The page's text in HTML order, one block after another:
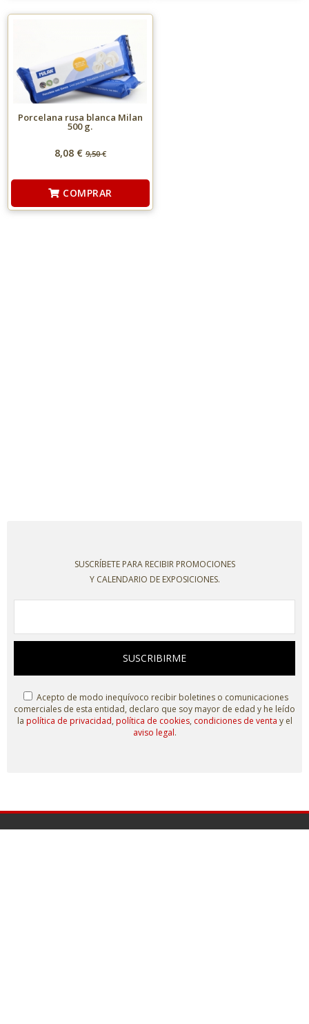
Porcelana rusa blanca Milan
500 g.
8,08 € 9,50€
COMPRAR
SUSCRÍBETE PARA RECIBIR PROMOCIONES
Y CALENDARIO DE EXPOSICIONES.
SUSCRIBIRME
Acepto de modo inequívoco recibir boletines o comunicaciones
comerciales de esta entidad, declaro que soy mayor de edad y he leído
la política de privacidad, política de cookies, condiciones de venta y el
aviso legal.